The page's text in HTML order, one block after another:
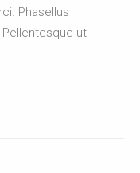
Phasellus
ut